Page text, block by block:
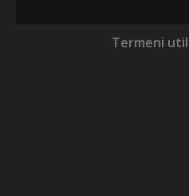
Termeni